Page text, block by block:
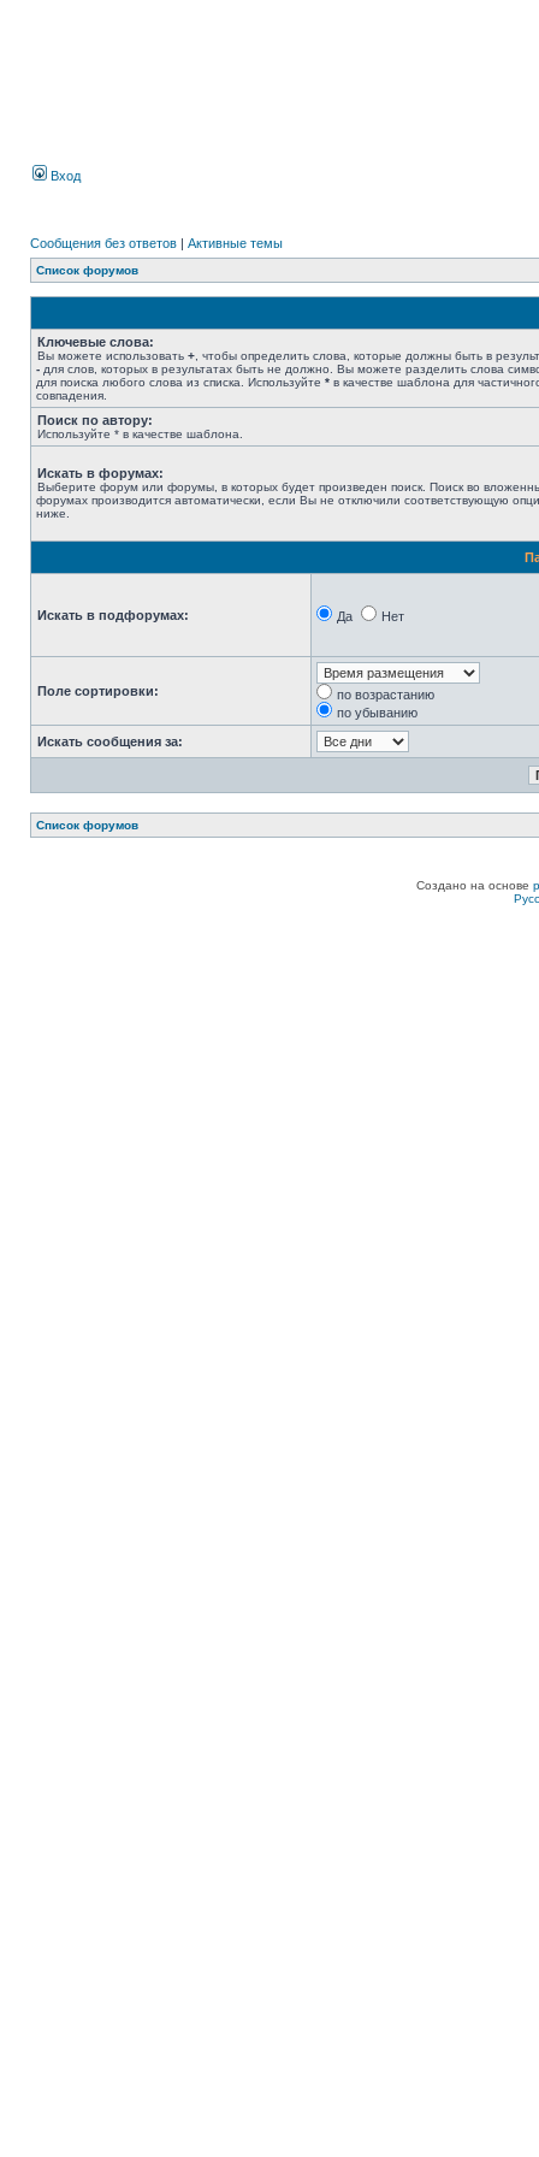
Вход
Сообщения без ответов | Активные темы
Список форумов
Ключевые слова:
Вы можете использовать + , чтобы определить слова, которые должны быть в
- для слов, которых в результатах быть не должно. Вы можете разделить слова
для поиска любого слова из списка. Используйте * в качестве шаблона для
совпадения.
Поиск по автору:
Используйте * в качестве шаблона.
Искать в форумах:
Выберите форум или форумы, в которых будет произведен поиск. Поиск во
форумах производится автоматически, если Вы не отключили соответствующую
ниже.
Искать в подфорумах: Да Нет
Поле сортировки:
по возрастанию
по убыванию
Искать сообщения за:
Список форумов
Создано на основе